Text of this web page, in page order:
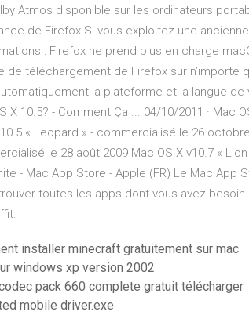
Atmos disponible sur les ordinateurs
de Firefox Si vous exploitez une
: Firefox ne prend plus en charge
de téléchargement de Firefox sur n’importe
la plateforme et la langue
X 10.5? - Comment Ça ... 04/10/2011 · Mac
« Leopard » - commercialisé le 26
le 28 août 2009 Mac OS X v10.7 «
- Mac App Store - Apple (FR) Le Mac App
toutes les apps dont vous avez besoin
installer minecraft gratuitement sur mac
windows xp version 2002
pack 660 complete gratuit télécharger
mobile driver.exe